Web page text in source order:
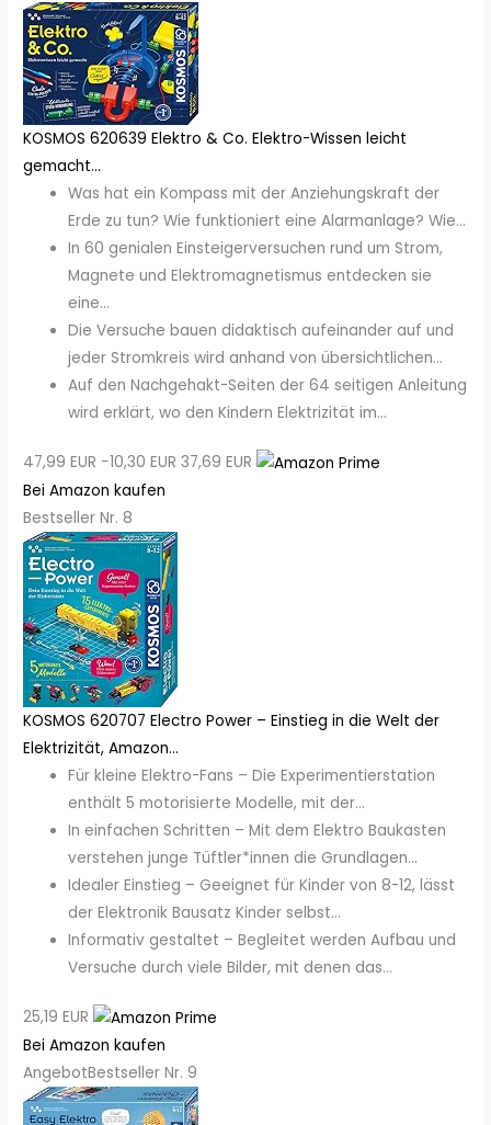
KOSMOS 620639 Elektro & Co. Elektro-Wissen leicht
gemacht...
Was hat ein Kompass mit der Anziehungskraft der
Erde zu tun? Wie funktioniert eine Alarmanlage? Wie...
In 60 genialen Einsteigerversuchen rund um Strom,
Magnete und Elektromagnetismus entdecken sie
eine...
Die Versuche bauen didaktisch aufeinander auf und
jeder Stromkreis wird anhand von übersichtlichen...
Auf den Nachgehakt-Seiten der 64 seitigen Anleitung
wird erklärt, wo den Kindern Elektrizität im...
47,99 EUR −10,30 EUR 37,69 EUR
Bei Amazon kaufen
Bestseller Nr. 8
KOSMOS 620707 Electro Power – Einstieg in die Welt der
Elektrizität, Amazon...
Für kleine Elektro-Fans – Die Experimentierstation
enthält 5 motorisierte Modelle, mit der...
In einfachen Schritten – Mit dem Elektro Baukasten
verstehen junge Tüftler*innen die Grundlagen...
Idealer Einstieg – Geeignet für Kinder von 8-12, lässt
der Elektronik Bausatz Kinder selbst...
Informativ gestaltet – Begleitet werden Aufbau und
Versuche durch viele Bilder, mit denen das...
25,19 EUR
Bei Amazon kaufen
AngebotBestseller Nr. 9